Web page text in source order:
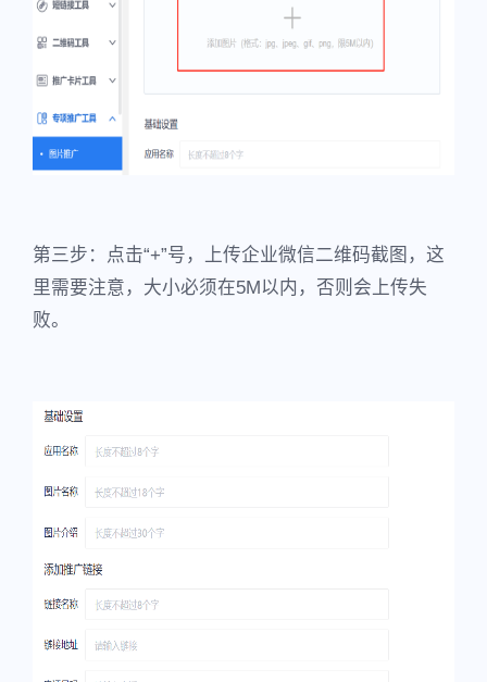
第三步：点击“+”号，上传企业微信二维码截图，这
里需要注意，大小必须在5M以内，否则会上传失
败。